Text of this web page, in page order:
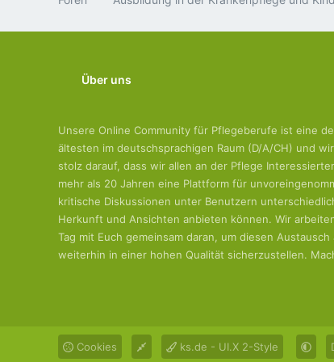
Über uns
Unsere Online Community für Pflegeberufe ist eine
ältesten im deutschsprachigen Raum (D/A/CH) und
stolz darauf, dass wir allen an der Pflege
mehr als 20 Jahren eine Plattform für
kritische Diskussionen unter Benutzern
Herkunft und Ansichten anbieten können. Wir
Tag mit Euch gemeinsam daran, um diesen Austausch
weiterhin in einer hohen Qualität sicherzustellen.
Cookies ks.de - UI.X 2-Style